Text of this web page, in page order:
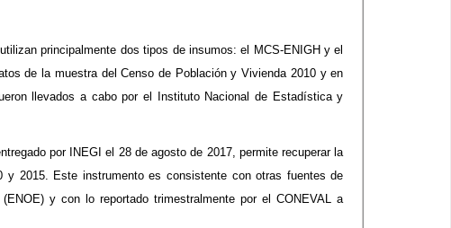
principalmente dos tipos de insumos: el MCS-ENIGH y el
de la muestra del Censo de Población y Vivienda 2010 y en
llevados a cabo por el Instituto Nacional de Estadística y
por INEGI el 28 de agosto de 2017, permite recuperar la
2015. Este instrumento es consistente con otras fuentes de
y con lo reportado trimestralmente por el CONEVAL a